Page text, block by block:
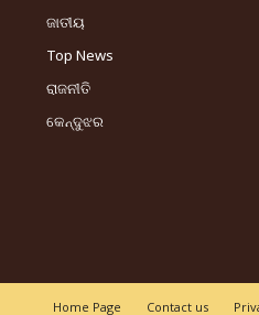
ଜାତୀୟ
Top News
ରାଜନୀତି
କେନ୍ଦୁଝର
Home Page Contact us